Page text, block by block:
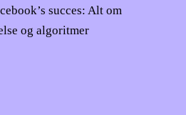
succes: Alt om
og algoritmer